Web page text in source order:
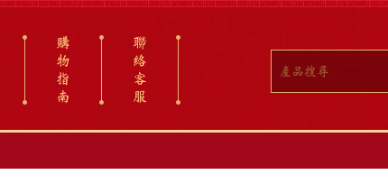
購
物
指
南
聯
絡
客
服